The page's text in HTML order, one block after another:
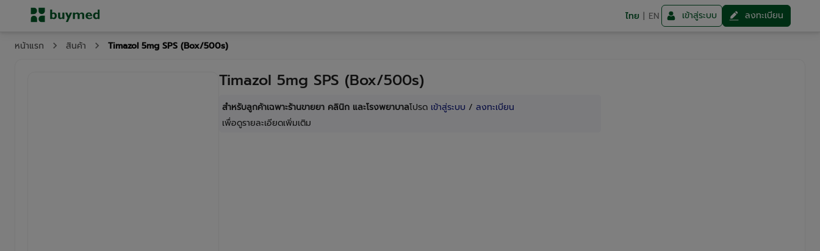
ไทย | EN เข้าสู่ระบบ ลงทะเบียน
หน้าแรก สินค้า Timazol 5mg SPS (Box/500s)
Timazol 5mg SPS (Box/500s)
สำหรับลูกค้าเฉพาะร้านขายยา คลินิก และโรงพยาบาลโปรด เข้าสู่ระบบ / ลงทะเบียน
เพื่อดูรายละเอียดเพิ่มเติม